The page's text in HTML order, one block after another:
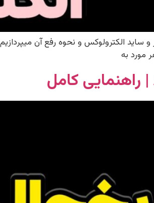
و ساید الکترولوکس و نحوه رفع آن
مورد به